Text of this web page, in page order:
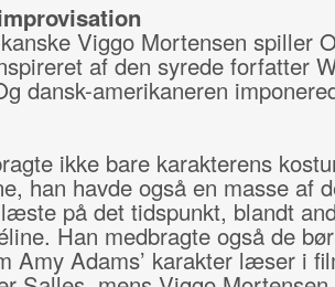
Viggo Mortensen spiller
af den syrede forfatter
dansk-amerikaneren
ikke bare karakterens
han havde også en masse af
på det tidspunkt, blandt
Han medbragte også de
Amy Adams’ karakter læser i